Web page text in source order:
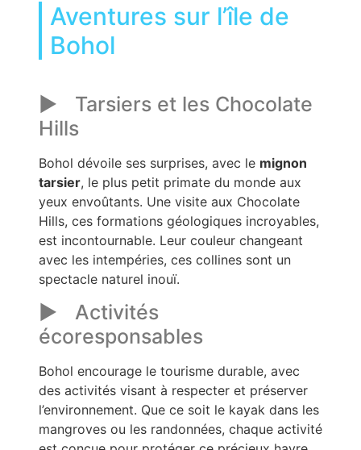
Aventures sur l’île de
Bohol
Tarsiers et les Chocolate
Hills
Bohol dévoile ses surprises, avec le mignon
tarsier, le plus petit primate du monde aux
yeux envoûtants. Une visite aux Chocolate
Hills, ces formations géologiques incroyables,
est incontournable. Leur couleur changeant
avec les intempéries, ces collines sont un
spectacle naturel inouï.
Activités
écoresponsables
Bohol encourage le tourisme durable, avec
des activités visant à respecter et préserver
l’environnement. Que ce soit le kayak dans les
mangroves ou les randonnées, chaque activité